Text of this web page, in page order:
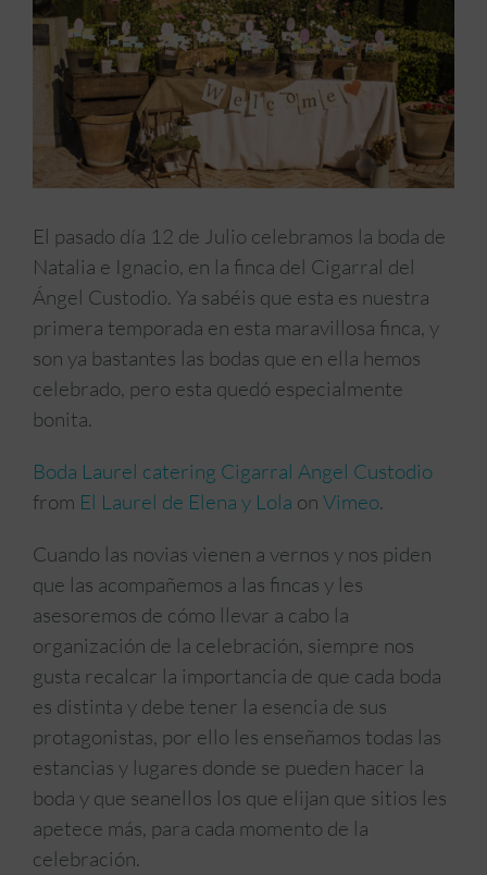
El pasado día 12 de Julio celebramos la boda de
Natalia e Ignacio, en la finca del Cigarral del
Ángel Custodio. Ya sabéis que esta es nuestra
primera temporada en esta maravillosa finca, y
son ya bastantes las bodas que en ella hemos
celebrado, pero esta quedó especialmente
bonita.
Boda Laurel catering Cigarral Angel Custodio
from El Laurel de Elena y Lola on Vimeo.
Cuando las novias vienen a vernos y nos piden
que las acompañemos a las fincas y les
asesoremos de cómo llevar a cabo la
organización de la celebración, siempre nos
gusta recalcar la importancia de que cada boda
es distinta y debe tener la esencia de sus
protagonistas, por ello les enseñamos todas las
estancias y lugares donde se pueden hacer la
boda y que seanellos los que elijan que sitios les
apetece más, para cada momento de la
celebración.